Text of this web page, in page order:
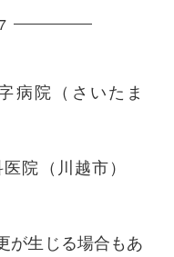
病院（さいたま
院（川越市）
が生じる場合もあ